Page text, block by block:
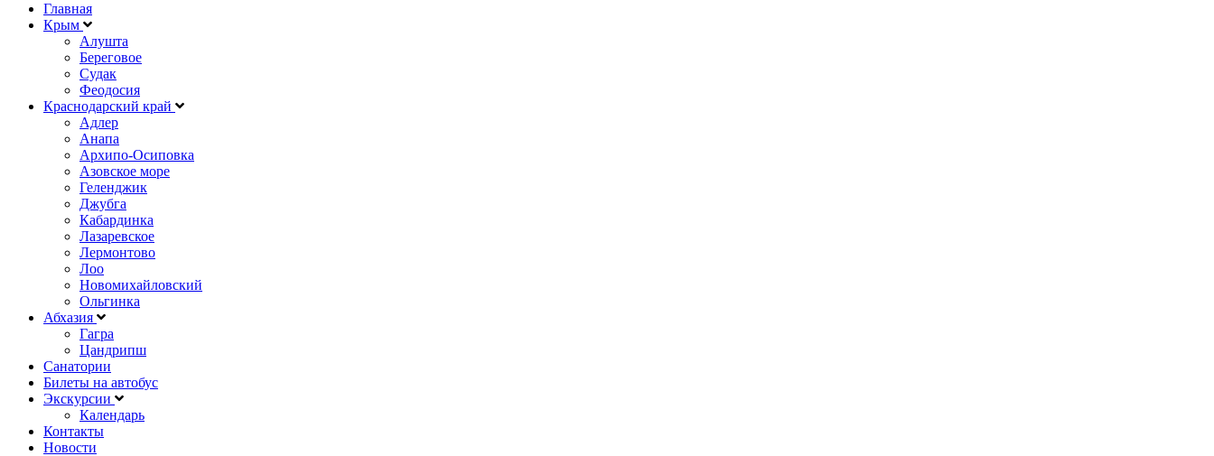
Главная
Крым
Алушта
Береговое
Судак
Феодосия
Краснодарский край
Адлер
Анапа
Архипо-Осиповка
Азовское море
Геленджик
Джубга
Кабардинка
Лазаревское
Лермонтово
Лоо
Новомихайловский
Ольгинка
Абхазия
Гагра
Цандрипш
Санатории
Билеты на автобус
Экскурсии
Календарь
Контакты
Новости